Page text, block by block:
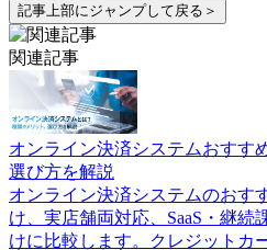
記事上部にジャンプして戻る＞
関連記事
オンライン決済システムおすす
選び方を解説
オンライン決済システムのおす
け、実店舗両対応、SaaS・継続
けに比較します。クレジットカ